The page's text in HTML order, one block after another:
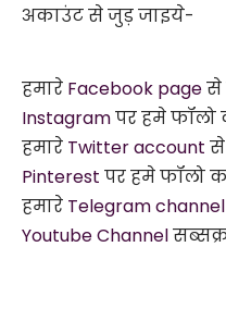
अकाउंट से जुड़ जाइये-
हमारे Facebook pageसे
Instagramपर हमे फॉलो
हमारे Twitter account से
Pinterest पर हमे फॉलो
हमारे Telegram channel
Youtube Channel